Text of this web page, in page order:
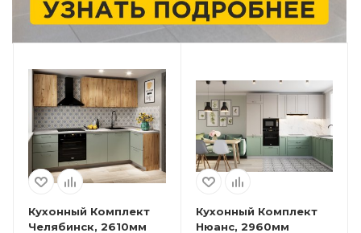
Кухонный Комплект
Челябинск, 2610мм
Кухонный Комплект
Нюанс, 2960мм